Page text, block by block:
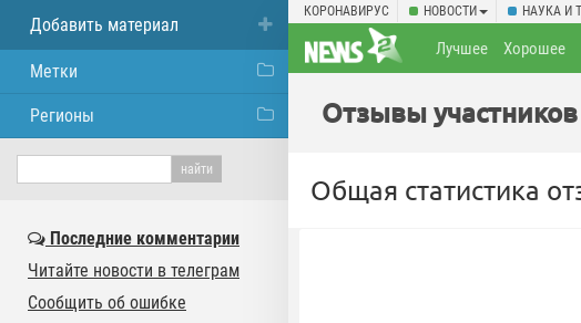
КОРОНАВИРУС НОВОСТИ НАУКА И
Лучшее Хорошее
Отзывы
Общая статистика
Добавить материал
Метки
Регионы
Последние комментарии
Читайте новости в телеграм
Сообщить об ошибке